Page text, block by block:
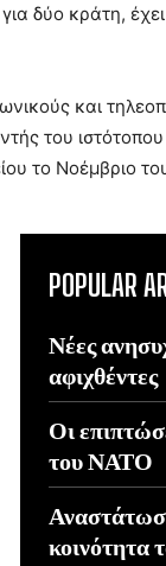
δύο κράτη,
και
του
το Νοέμβριο
POPULAR
Νέες
αφιχθέντες
Οι
του ΝΑΤΟ
κοινότητα